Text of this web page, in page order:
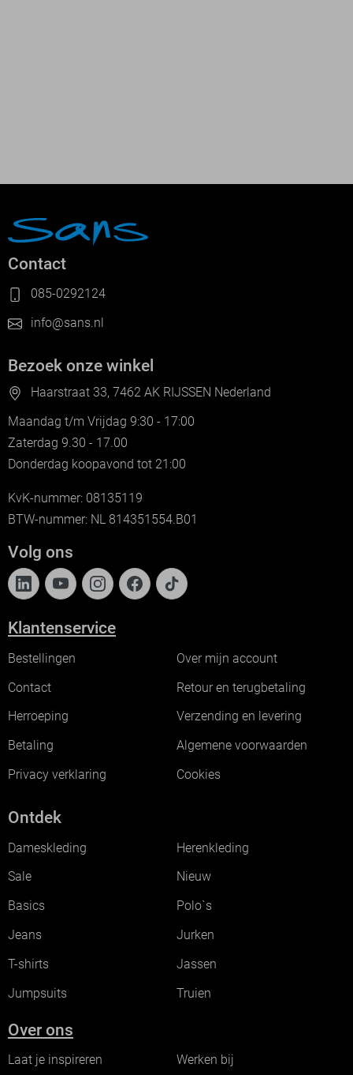
Contact
085-0292124
info@sans.nl
Bezoek onze winkel
Haarstraat 33, 7462 AK RIJSSEN Nederland
Maandag t/m Vrijdag 9:30 - 17:00
Zaterdag 9.30 - 17.00
Donderdag koopavond tot 21:00
KvK-nummer: 08135119
BTW-nummer: NL 814351554.B01
Volg ons
Klantenservice
Bestellingen
Over mijn account
Contact
Retour en terugbetaling
Herroeping
Verzending en levering
Betaling
Algemene voorwaarden
Privacy verklaring
Cookies
Ontdek
Dameskleding
Herenkleding
Sale
Nieuw
Basics
Polo`s
Jeans
Jurken
T-shirts
Jassen
Jumpsuits
Truien
Over ons
Laat je inspireren Werken bij